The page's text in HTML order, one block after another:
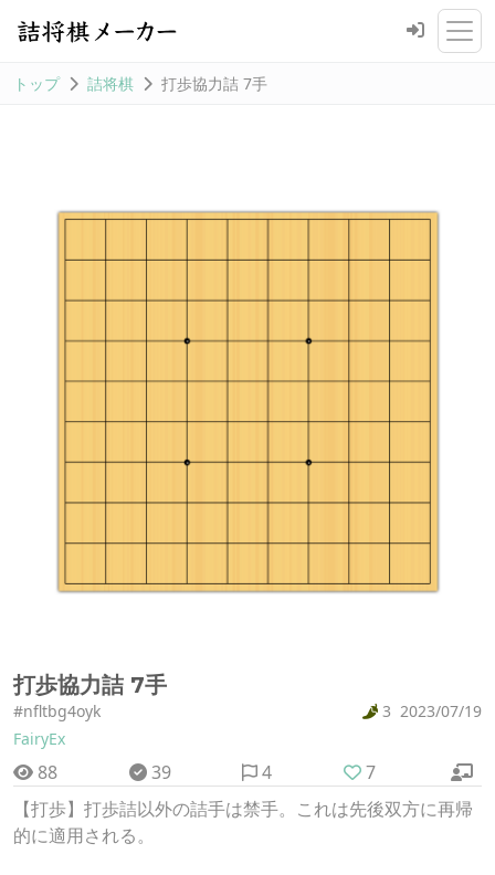
トップ 詰将棋 打歩協力詰 7手
打歩協力詰 7手
#nfltbg4oyk 3 2023/07/19
FairyEx
88 39 4
7
【打歩】打歩詰以外の詰手は禁手。これは先後双方に再帰
的に適用される。